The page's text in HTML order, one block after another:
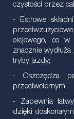
czystości przez
- Estrowe
olejowego, co w
znacznie
tryby jazdy;
- Oszczędza
przeciwciernym;
- Zapewnia
dzięki